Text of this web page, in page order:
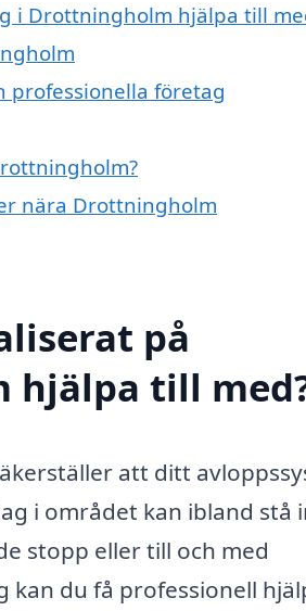
i Drottningholm hjälpa till
professionella företag
nära Drottningholm
på
hjälpa till
att ditt
i området kan ibland stå
stopp eller till och med
kan du få professionell